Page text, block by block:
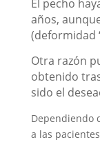
El pecho
años,
(deformidad
Otra razón
obtenido
sido el
Dependiendo
a las